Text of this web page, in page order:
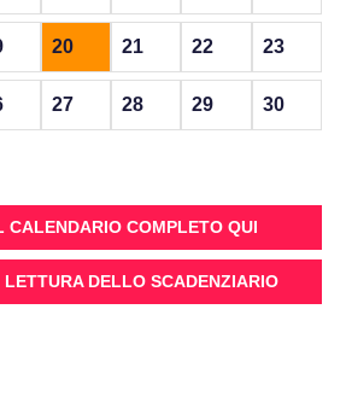
20 21 22 23
27 28 29 30
CALENDARIO COMPLETO QUI
LETTURA DELLO SCADENZIARIO